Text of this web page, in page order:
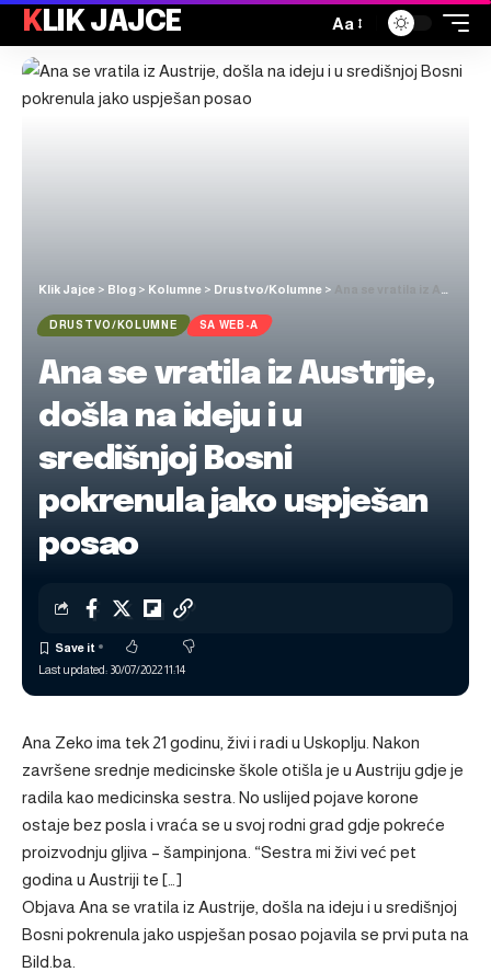
KLIK JAJCE Aa
Klik Jajce > Blog > Kolumne > Drustvo/Kolumne >
DRUSTVO/KOLUMNE SA WEB-A
Ana se vratila iz Austrije,
došla na ideju i u
središnjoj Bosni
pokrenula jako uspješan
posao
Last updated: 30/07/2022 11:14
Ana Zeko ima tek 21 godinu, živi i radi u Uskoplju. Nakon
završene srednje medicinske škole otišla je u Austriju gdje je
radila kao medicinska sestra. No uslijed pojave korone
ostaje bez posla i vraća se u svoj rodni grad gdje pokreće
proizvodnju gljiva – šampinjona. “Sestra mi živi već pet
godina u Austriji te […]
Objava Ana se vratila iz Austrije, došla na ideju i u središnjoj
Bosni pokrenula jako uspješan posao pojavila se prvi puta na
Bild.ba